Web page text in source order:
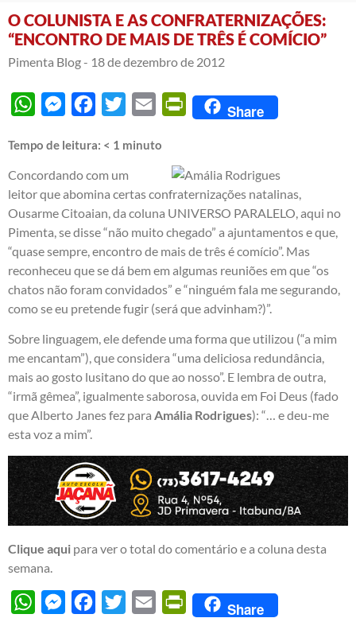
O COLUNISTA E AS CONFRATERNIZAÇÕES:
“ENCONTRO DE MAIS DE TRÊS É COMÍCIO”
Pimenta Blog - 18 de dezembro de 2012
WhatsAppMessengerFacebook
Twitter Email PrintFriendly
Share
Tempo de leitura: < 1 minuto
Concordando com um
leitor que abomina certas confraternizações natalinas,
Ousarme Citoaian, da coluna UNIVERSO PARALELO, aqui no
Pimenta, se disse “não muito chegado” a ajuntamentos e que,
“quase sempre, encontro de mais de três é comício”. Mas
reconheceu que se dá bem em algumas reuniões em que “os
chatos não foram convidados” e “ninguém fala me segurando,
como se eu pretende fugir (será que advinham?)”.
Sobre linguagem, ele defende uma forma que utilizou (“a mim
me encantam”), que considera “uma deliciosa redundância,
mais ao gosto lusitano do que ao nosso”. E lembra de outra,
“irmã gêmea”, igualmente saborosa, ouvida em Foi Deus (fado
que Alberto Janes fez para Amália Rodrigues): “… e deu-me
esta voz a mim”.
Clique aqui para ver o total do comentário e a coluna desta
semana.
WhatsAppMessengerFacebook
Twitter Email PrintFriendly
Share